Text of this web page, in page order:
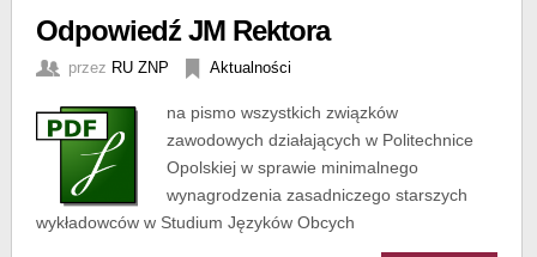
Odpowiedź JM Rektora
przez RU ZNP Aktualności
na pismo wszystkich związków
zawodowych działających w Politechnice
Opolskiej w sprawie minimalnego
wynagrodzenia zasadniczego starszych
wykładowców w Studium Języków Obcych